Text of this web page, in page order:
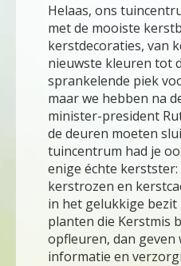
Helaas, ons
met de mooiste
kerstdecoraties, van
nieuwste kleuren tot
sprankelende piek
maar we hebben na
minister-president
de deuren moeten
tuincentrum had je
enige échte
kerstrozen en
in het gelukkige bezit
planten die Kerstmis
opfleuren, dan geven
informatie en